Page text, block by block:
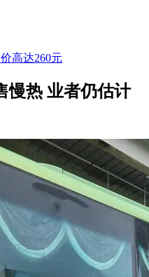
高达260元
慢热 业者仍估计